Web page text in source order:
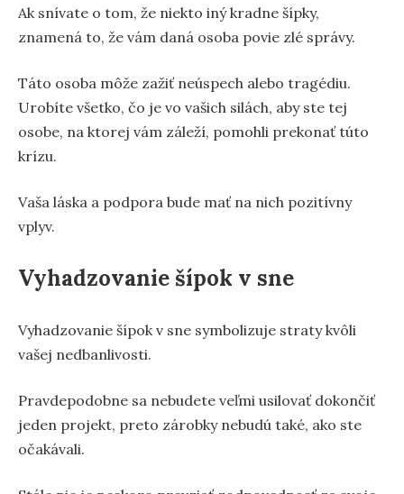
Ak snívate o tom, že niekto iný kradne šípky,
znamená to, že vám daná osoba povie zlé správy.
Táto osoba môže zažiť neúspech alebo tragédiu.
Urobíte všetko, čo je vo vašich silách, aby ste tej
osobe, na ktorej vám záleží, pomohli prekonať túto
krízu.
Vaša láska a podpora bude mať na nich pozitívny
vplyv.
Vyhadzovanie šípok v sne
Vyhadzovanie šípok v sne symbolizuje straty kvôli
vašej nedbanlivosti.
Pravdepodobne sa nebudete veľmi usilovať dokončiť
jeden projekt, preto zárobky nebudú také, ako ste
očakávali.